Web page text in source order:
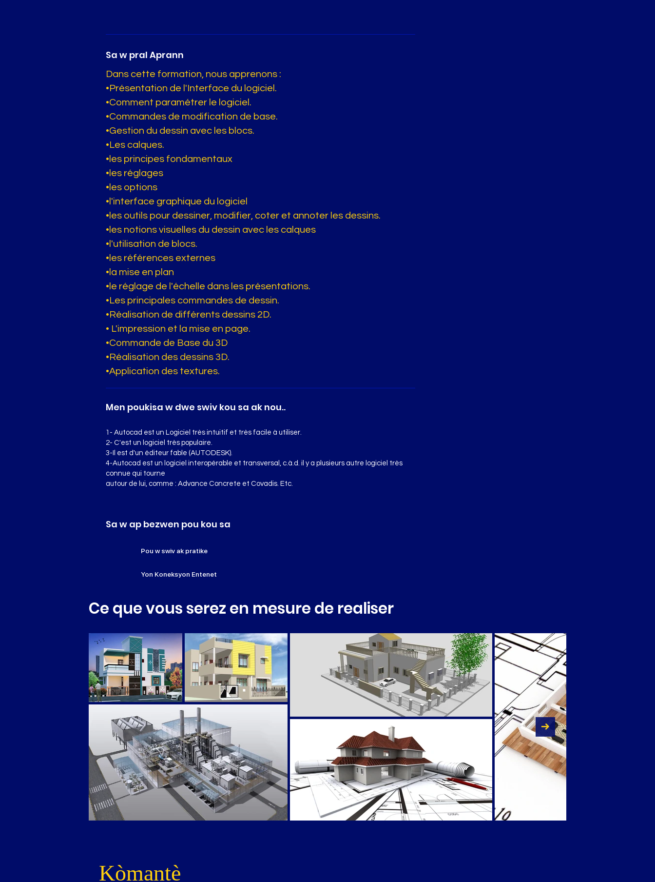
Sa w pral Aprann
Dans cette formation, nous apprenons :
•Présentation de l'Interface du logiciel.
•Comment paramétrer le logiciel.
•Commandes de modification de base.
•Gestion du dessin avec les blocs.
•Les calques.
•les principes fondamentaux
•les réglages
•les options
•l'interface graphique du logiciel
•les outils pour dessiner, modifier, coter et annoter les dessins.
•les notions visuelles du dessin avec les calques
•l'utilisation de blocs.
•les références externes
•la mise en plan
•le réglage de l'échelle dans les présentations.
•Les principales commandes de dessin.
•Réalisation de différents dessins 2D.
• L'impression et la mise en page.
•Commande de Base du 3D
•Réalisation des dessins 3D.
•Application des textures.
Men poukisa w dwe swiv kou sa ak nou..
1- Autocad est un Logiciel très intuitif et très facile à utiliser.
2- C'est un logiciel très populaire.
3-Il est d'un éditeur fable (AUTODESK).
4-Autocad est un logiciel interopérable et transversal, c.à.d. il y a plusieurs autre logiciel très
connue qui tourne
autour de lui, comme : Advance Concrete et Covadis. Etc.
Sa w ap bezwen pou kou sa
Pou w swiv ak pratike
Yon Koneksyon Entenet
Ce que vous serez en mesure de realiser
Kòmantè